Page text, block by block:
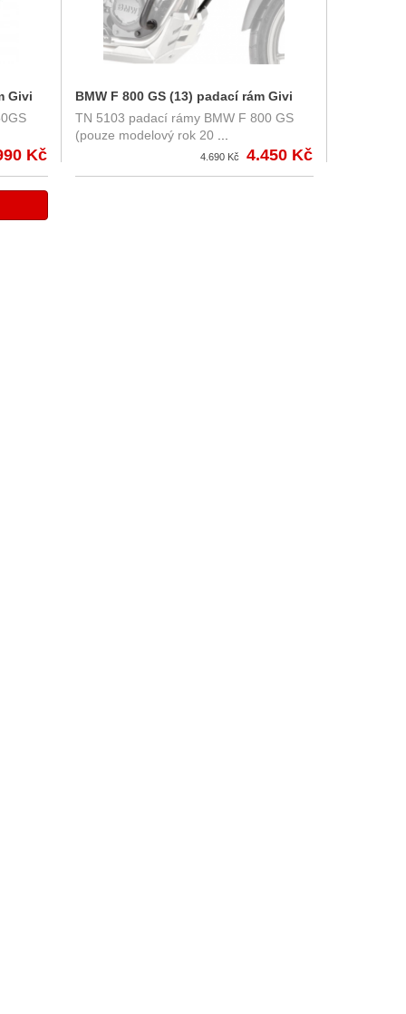
Givi
Kč
BMW F 800 GS (13) padací rám Givi
TN5103
TN 5103 padací rámy BMW F 800 GS
(pouze modelový rok 20 ...
4.690 Kč 4.450 Kč